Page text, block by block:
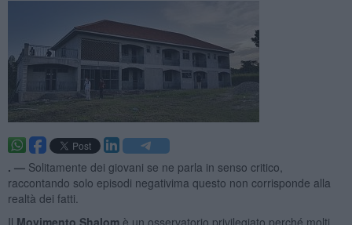
. — Solitamente dei giovani se ne parla in senso critico,
raccontando solo episodi negativima questo non corrisponde alla
realtà dei fatti.
Il Movimento Shalomè un osservatorio privilegiato perché molti